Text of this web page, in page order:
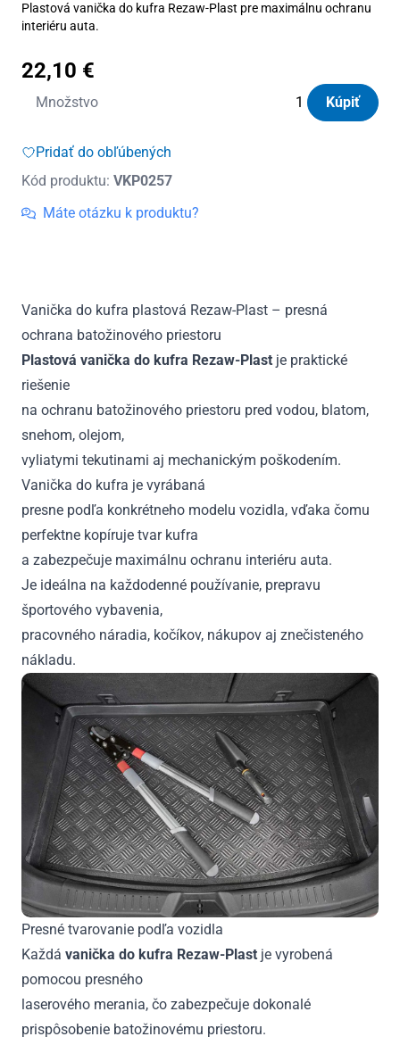
Plastová vanička do kufra Rezaw-Plast pre maximálnu ochranu
interiéru auta.
22,10 €
Množstvo
množstvo
do
plastová
Chevrolet
2011
-
2020
Kúpiť
Pridať do obľúbených
Kód produktu: VKP0257
Máte otázku k produktu?
Vanička do kufra plastová Rezaw-Plast – presná
ochrana batožinového priestoru
Plastová vanička do kufra Rezaw-Plast je praktické
riešenie
na ochranu batožinového priestoru pred vodou, blatom,
snehom, olejom,
vyliatymi tekutinami aj mechanickým poškodením.
Vanička do kufra je vyrábaná
presne podľa konkrétneho modelu vozidla, vďaka čomu
perfektne kopíruje tvar kufra
a zabezpečuje maximálnu ochranu interiéru auta.
Je ideálna na každodenné používanie, prepravu
športového vybavenia,
pracovného náradia, kočíkov, nákupov aj znečisteného
nákladu.
Presné tvarovanie podľa vozidla
Každá vanička do kufra Rezaw-Plast je vyrobená
pomocou presného
laserového merania, čo zabezpečuje dokonalé
prispôsobenie batožinovému priestoru.